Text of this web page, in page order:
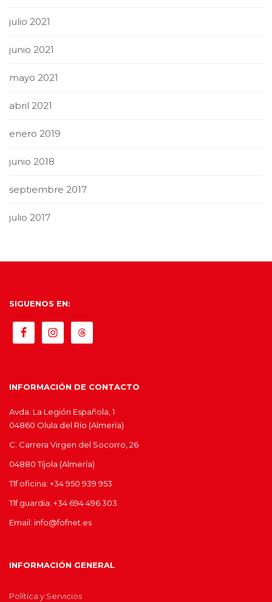
julio 2021
junio 2021
mayo 2021
abril 2021
enero 2019
junio 2018
septiembre 2017
julio 2017
SIGUENOS EN:
INFORMACIÓN DE CONTACTO
Avda. La Legión Española, 1
04860 Olula del Río (Almería)
C. Carrera Virgen del Socorro, 26
04880 Tíjola (Almería)
Tlf oficina: +34 950 939 953
Tlf guardia: +34 694 496 303
Email: info@fofnet.es
INFORMACIÓN GENERAL
Política y Servicios